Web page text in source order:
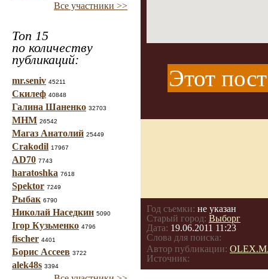
Все участники >>
Топ 15
по количеству
публикаций:
mr.seniv 45211
Скилеф 40848
Галина Шаненко 32703
МНМ 26542
Магаз Анатолий 25449
Crakodil 17967
AD70 7743
haratoshka 7618
Spektor 7249
Рыбак 6790
Николай Наседкин 5090
Ігор Кузьменко 4796
fischer 4401
Борис Ассеев 3722
alek48s 3394
Этот
Год съемки: не указан
Старый город: Выборг
Дата: 19.06.2011 11:23
Слова для поиска:
Автор публикации:
Источник: